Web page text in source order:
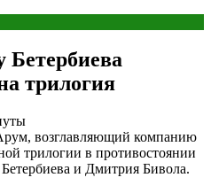
трилогия
возглавляющий компанию
трилогии в противостоянии
и Дмитрия Бивола.